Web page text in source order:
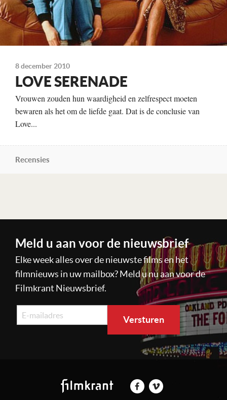
vanaf 17 juli
8 december 2010
LOVE SERENADE
Vrouwen zouden hun waardigheid en zelfrespect moeten
bewaren als het om de liefde gaat. Dat is de conclusie van
Love...
Recensies
Meld u aan voor de nieuwsbrief
Elke week alles over de nieuwste films en het
filmnieuws in uw mailbox? Meld u nu aan voor de
Filmkrant Nieuwsbrief.